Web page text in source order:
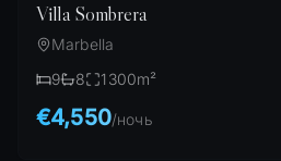
Villa Sombrera
Marbella
9
8 1300m²
€4,550/ночь